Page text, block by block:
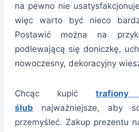
na pewno nie
więc warto być nieco
Postawić można na
podlewającą się doniczkę,
nowoczesny, dekoracyjny
Chcąc kupić
ślub najważniejsze, aby
przemyśleć. Zakup prezentu